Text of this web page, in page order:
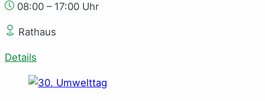
08:00 – 17:00 Uhr
Rathaus
Details